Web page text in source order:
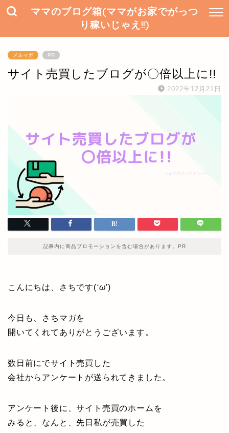
ママのブログ箱(ママがお家でがっつ
り稼いじゃえ!!)
メルマガ PR
サイト売買したブログが〇倍以上に!!
2022年12月21日
記事内に商品プロモーションを含む場合があります。PR
こんにちは、さちです(‘ω’)
今日も、さちマガを
開いてくれてありがとうございます。
数日前にでサイト売買した
会社からアンケートが送られてきました。
アンケート後に、サイト売買のホームを
みると、なんと、先日私が売買した